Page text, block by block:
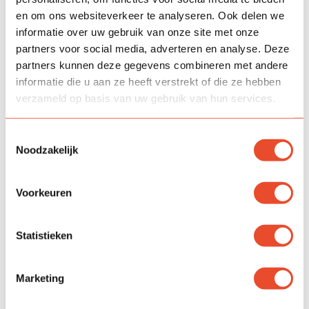
en om ons websiteverkeer te analyseren. Ook delen we
informatie over uw gebruik van onze site met onze
partners voor social media, adverteren en analyse. Deze
partners kunnen deze gegevens combineren met andere
informatie die u aan ze heeft verstrekt of die ze hebben
verzameld op basis van uw gebruik van hun services.
Noodzakelijk
Voorkeuren
Statistieken
Marketing
Juf Marlon is de leerkracht van groep 7/8 op maandag t/m
donderdag. Op vrijdag staat meester Jordi voor de groep.